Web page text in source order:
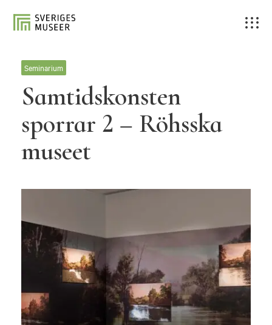
Seminarium
Samtidskonsten
sporrar 2 – Röhsska
museet